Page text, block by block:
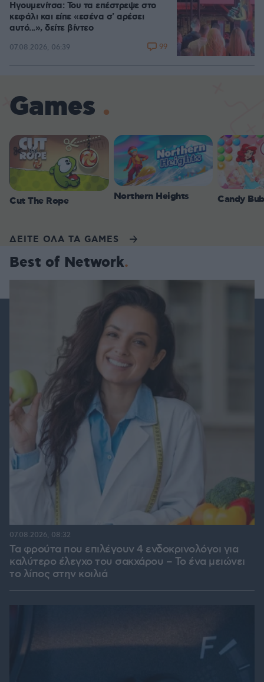
Ηγουμενίτσα: Του τα επέστρεψε στο
κεφάλι και είπε «εσένα σ' αρέσει
αυτό...», δείτε βίντεο
07.08.2026, 06:39 99
Games
Cut The Rope Northern Heights Candy
ΔΕΙΤΕ ΟΛΑ ΤΑ GAMES
Best of Network
Τα φρούτα που επιλέγουν 4 ενδοκρινολόγοι για
καλύτερο έλεγχο του σακχάρου – Το ένα μειώνει
το λίπος στην κοιλιά
07.08.2026, 08:32